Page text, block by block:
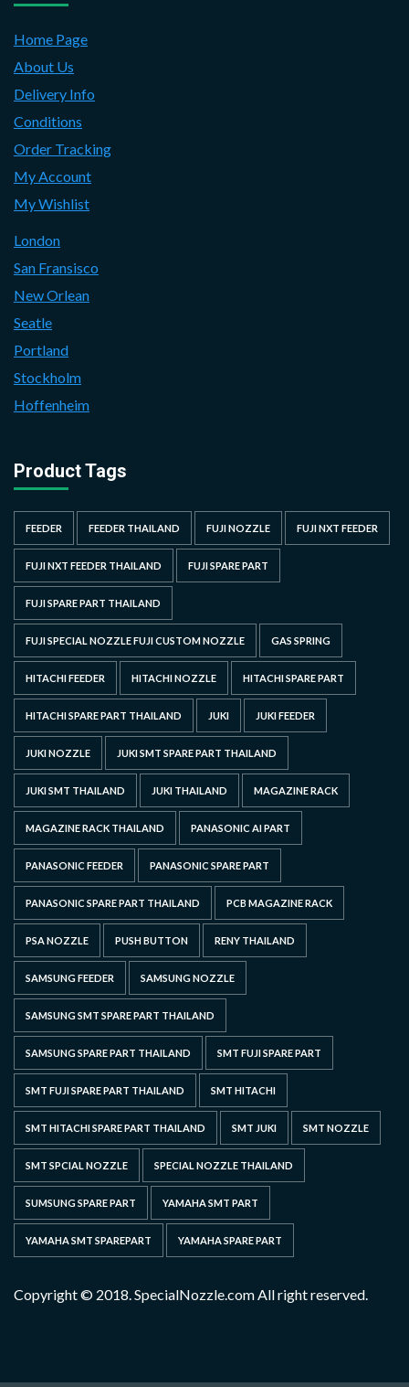
Home Page
About Us
Delivery Info
Conditions
Order Tracking
My Account
My Wishlist
London
San Fransisco
New Orlean
Seatle
Portland
Stockholm
Hoffenheim
Product Tags
FEEDER FEEDER THAILAND FUJI NOZZLE FUJI NXT FEEDER
FUJI NXT FEEDER THAILAND FUJI SPARE PART
FUJI SPARE PART THAILAND
FUJI SPECIAL NOZZLE FUJI CUSTOM NOZZLE GAS SPRING
HITACHI FEEDER HITACHI NOZZLE HITACHI SPARE PART
HITACHI SPARE PART THAILAND JUKI JUKI FEEDER
JUKI NOZZLE JUKI SMT SPARE PART THAILAND
JUKI SMT THAILAND JUKI THAILAND MAGAZINE RACK
MAGAZINE RACK THAILAND PANASONIC AI PART
PANASONIC FEEDER PANASONIC SPARE PART
PANASONIC SPARE PART THAILAND PCB MAGAZINE RACK
PSA NOZZLE PUSH BUTTON RENY THAILAND
SAMSUNG FEEDER SAMSUNG NOZZLE
SAMSUNG SMT SPARE PART THAILAND
SAMSUNG SPARE PART THAILAND SMT FUJI SPARE PART
SMT FUJI SPARE PART THAILAND SMT HITACHI
SMT HITACHI SPARE PART THAILAND SMT JUKI SMT NOZZLE
SMT SPCIAL NOZZLE SPECIAL NOZZLE THAILAND
SUMSUNG SPARE PART YAMAHA SMT PART
YAMAHA SMT SPAREPART YAMAHA SPARE PART
Copyright © 2018. SpecialNozzle.com All right reserved.